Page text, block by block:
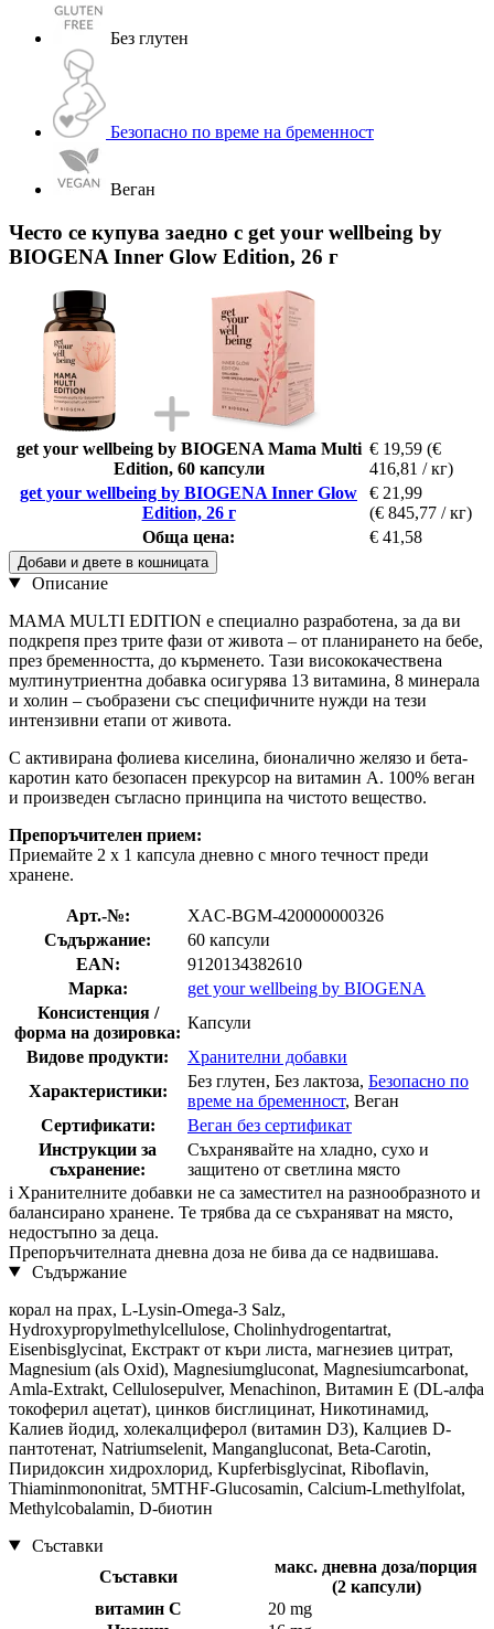
Без глутен
Безопасно по време на бременност
Веган
Често се купува заедно с get your wellbeing by
BIOGENA Inner Glow Edition, 26 г
get your wellbeing by BIOGENA Mama Multi
Edition, 60 капсули
€ 19,59 (€
416,81 / кг)
get your wellbeing by BIOGENA Inner Glow
Edition, 26 г
€ 21,99
(€ 845,77 / кг)
Обща цена:
€ 41,58
Добави и двете в кошницата
Описание
MAMA MULTI EDITION е специално разработена, за да ви
подкрепя през трите фази от живота – от планирането на бебе,
през бременността, до кърменето. Тази висококачествена
мултинутриентна добавка осигурява 13 витамина, 8 минерала
и холин – съобразени със специфичните нужди на тези
интензивни етапи от живота.
С активирана фолиева киселина, бионалично желязо и бета-
каротин като безопасен прекурсор на витамин А. 100% веган
и произведен съгласно принципа на чистото вещество.
Препоръчителен прием:
Приемайте 2 х 1 капсула дневно с много течност преди
хранене.
Арт.-№:
XAC-BGM-420000000326
Съдържание:
60 капсули
EAN:
9120134382610
Марка:
get your wellbeing by BIOGENA
Консистенция /
форма на дозировка:
Капсули
Видове продукти:
Хранителни добавки
Характеристики:
Без глутен, Без лактоза, Безопасно по
време на бременност, Веган
Сертификати:
Веган без сертификат
Инструкции за
съхранение:
Съхранявайте на хладно, сухо и
защитено от светлина място
i Хранителните добавки не са заместител на разнообразното и
балансирано хранене. Те трябва да се съхраняват на място,
недостъпно за деца.
Препоръчителната дневна доза не бива да се надвишава.
Съдържание
корал на прах, L-Lysin-Omega-3 Salz,
Hydroxypropylmethylcellulose, Cholinhydrogentartrat,
Eisenbisglycinat, Екстракт от къри листа, магнезиев цитрат,
Magnesium (als Oxid), Magnesiumgluconat, Magnesiumcarbonat,
Amla-Extrakt, Cellulosepulver, Menachinon, Витамин E (DL-алфа
токоферил ацетат), цинков бисглицинат, Никотинамид,
Калиев йодид, холекалциферол (витамин D3), Калциев D-
пантотенат, Natriumselenit, Mangangluconat, Beta-Carotin,
Пиридоксин хидрохлорид, Kupferbisglycinat, Riboflavin,
Thiaminmononitrat, 5MTHF-Glucosamin, Calcium-Lmethylfolat,
Methylcobalamin, D-биотин
Съставки
Съставки
макс. дневна доза/порция
(2 капсули)
витамин С
20 mg